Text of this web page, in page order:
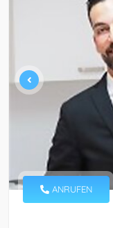
ANRUFEN